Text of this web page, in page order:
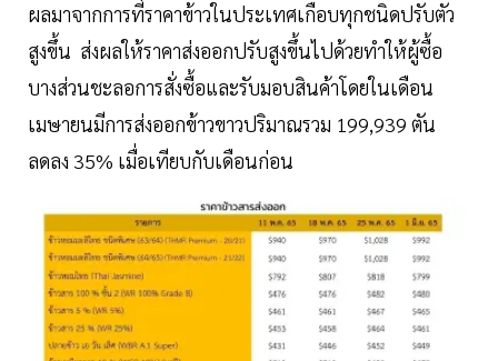
ผลมาจากการที่ราคาข้าวในประเทศเกือบทุกชนิดปรับตัว
สูงขึ้น ส่งผลให้ราคาส่งออกปรับสูงขึ้นไปด้วยทำให้ผู้ซื้อ
บางส่วนชะลอการสั่งซื้อและรับมอบสินค้าโดยในเดือน
เมษายนมีการส่งออกข้าวขาวปริมาณรวม 199,939 ตัน
ลดลง 35% เมื่อเทียบกับเดือนก่อน